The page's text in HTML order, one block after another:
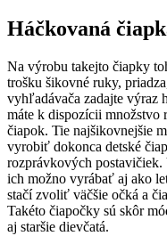
Háčkovaná
Na výrobu takejto čiapky
trošku šikovné ruky,
vyhľadávača zadajte výraz
máte k dispozícii množstvo
čiapok. Tie najšikovnejšie
vyrobiť dokonca detské
rozprávkových
ich možno vyrábať aj ako
stačí zvoliť väčšie očká a
Takéto čiapočky sú skôr
aj staršie dievčatá.